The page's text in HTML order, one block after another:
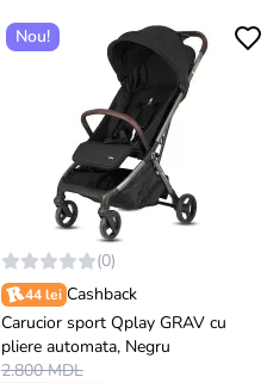
Nou!
(0)
44 lei Cashback
Carucior sport Qplay GRAV cu
pliere automata, Negru
2.800 MDL